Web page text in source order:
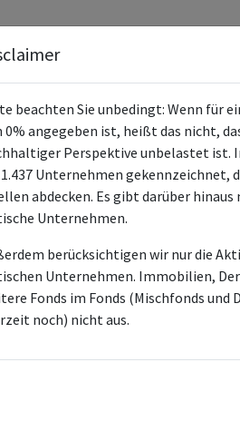
Fonds
Xtrackers
ETF
DWS
beachten Sie unbedingt: Wenn für
0% angegeben ist, heißt das nicht,
Perspektive unbelastet ist.
Unternehmen gekennzeichnet,
abdecken. Es gibt darüber
Unternehmen.
berücksichtigen wir nur die
Unternehmen. Immobilien,
Fonds im Fonds (Mischfonds und
noch) nicht aus.